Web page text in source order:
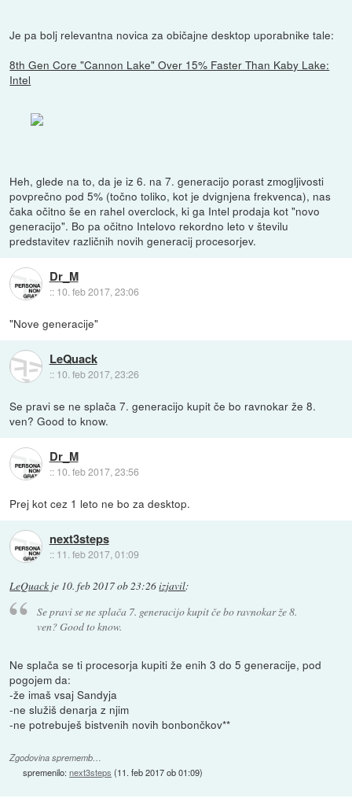
Je pa bolj relevantna novica za običajne desktop uporabnike tale:
8th Gen Core "Cannon Lake" Over 15% Faster Than Kaby Lake:
Intel
Heh, glede na to, da je iz 6. na 7. generacijo porast zmogljivosti
povprečno pod 5% (točno toliko, kot je dvignjena frekvenca), nas
čaka očitno še en rahel overclock, ki ga Intel prodaja kot "novo
generacijo". Bo pa očitno Intelovo rekordno leto v številu
predstavitev različnih novih generacij procesorjev.
Dr_M
:: 10. feb 2017, 23:06
"Nove generacije"
LeQuack
:: 10. feb 2017, 23:26
Se pravi se ne splača 7. generacijo kupit če bo ravnokar že 8.
ven? Good to know.
Dr_M
:: 10. feb 2017, 23:56
Prej kot cez 1 leto ne bo za desktop.
next3steps
:: 11. feb 2017, 01:09
LeQuack je 10. feb 2017 ob 23:26izjavil:
Se pravi se ne splača 7. generacijo kupit če bo ravnokar že 8.
ven? Good to know.
Ne splača se ti procesorja kupiti že enih 3 do 5 generacije, pod
pogojem da:
-že imaš vsaj Sandyja
-ne služiš denarja z njim
-ne potrebuješ bistvenih novih bonbončkov**
Zgodovina sprememb…
spremenilo:next3steps (11. feb 2017 ob 01:09)